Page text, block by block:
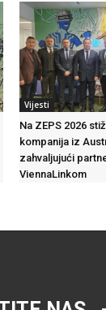
Vijesti
Na ZEPS 2026
kompanija iz
zahvaljujući
ViennaLinkom